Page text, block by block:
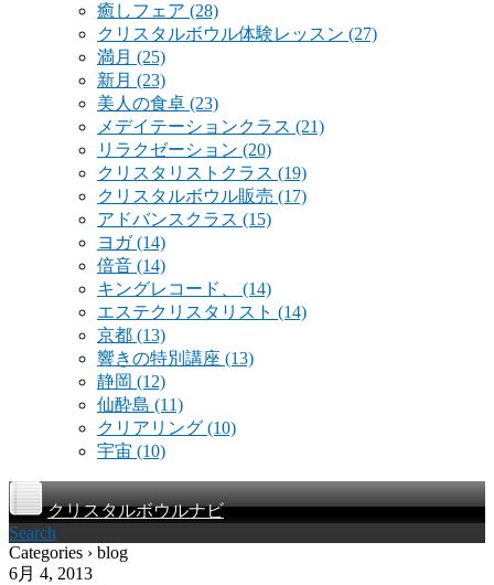
癒しフェア (28)
クリスタルボウル体験レッスン (27)
満月 (25)
新月 (23)
美人の食卓 (23)
メデイテーションクラス (21)
リラクゼーション (20)
クリスタリストクラス (19)
クリスタルボウル販売 (17)
アドバンスクラス (15)
ヨガ(14)
倍音 (14)
キングレコード、 (14)
エステクリスタリスト (14)
京都 (13)
響きの特別講座 (13)
静岡 (12)
仙酔島 (11)
クリアリング (10)
宇宙 (10)
クリスタルボウルナビ
Search
Categories › blog
6月 4, 2013